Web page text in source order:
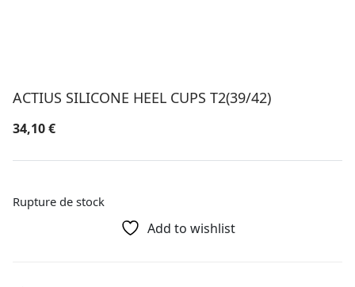
ACTIUS SILICONE HEEL CUPS T2(39/42)
34,10€
Rupture de stock
Add to wishlist